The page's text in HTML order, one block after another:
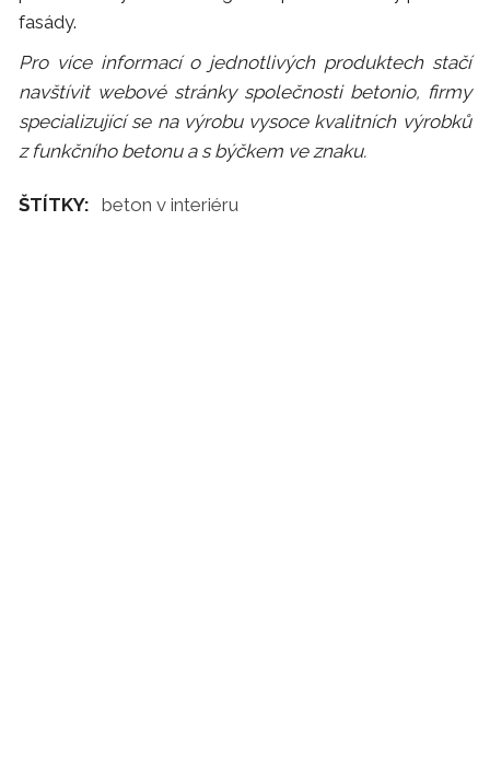
fasády.
Pro více informací o jednotlivých produktech stačí
navštívit webové stránky společnosti betonio, firmy
specializující se na výrobu vysoce kvalitních výrobků
z funkčního betonu a s býčkem ve znaku.
ŠTÍTKY: beton v interiéru